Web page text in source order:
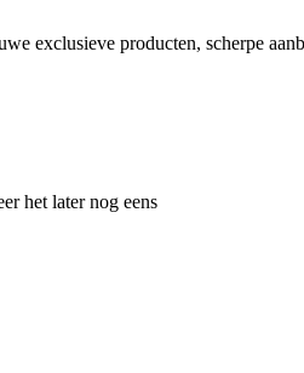
exclusieve producten, scherpe
het later nog eens